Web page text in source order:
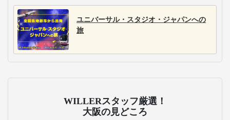
ユニバーサル・スタジオ・ジャパンへの
旅
WILLERスタッフ厳選！
大阪の見どころ